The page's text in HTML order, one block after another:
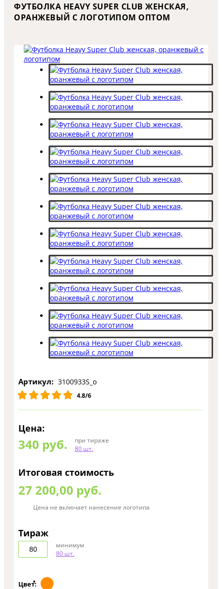
ФУТБОЛКА HEAVY SUPER CLUB ЖЕНСКАЯ,
ОРАНЖЕВЫЙ С ЛОГОТИПОМ ОПТОМ
Артикул: 3100933S_o
4.8/6
Цена:
340 руб.
при тираже
80 шт.
Итоговая стоимость
27 200,00 руб.
Цена не включает нанесение логотипа
Тираж
минимум
80 шт.
Цвет: